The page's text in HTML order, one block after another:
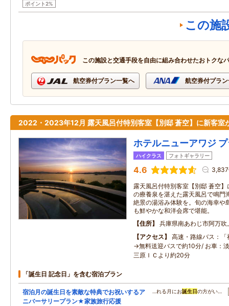
ポイント2%
この施
この施設と交通手段を自由に組み合わせたおトクな
航空券付プラン一覧へ 航空券付プラ
2022・2023年12月 露天風呂付特別客室【別邸 蒼空】に新客室
ホテルニューアワジ
ハイクラス フォトギャラリー
4.6
露天風呂付特別客室【別邸 蒼空
の療養泉を湛えた露天風呂で鳴門
絶景の湯浴み体験を。旬の海幸や
も鮮やかな和洋会席で堪能。
住所
兵庫県南あわじ市阿万
アクセス
高速・路線バス：
→無料送迎バスで約10分/ お車：
三原ＩＣより約20分
「誕生日 記念日」を含む宿泊プラン
宿泊月の誕生日を素敵な特典でお祝いするア
ニバーサリープラン★家族旅行応援
…れる月にお誕生日の方がい…